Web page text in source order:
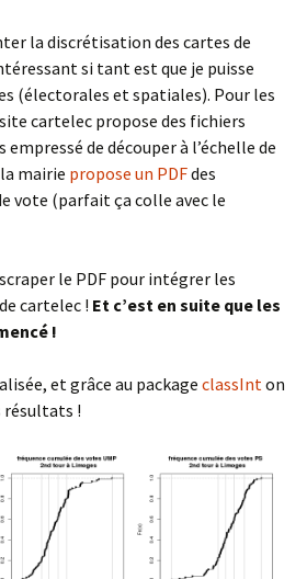
la discrétisation des cartes de
si tant est que je puisse
(électorales et spatiales). Pour les
cartelec propose des fichiers
empressé de découper à l’échelle de
mairie propose un PDFdes
vote (parfait ça colle avec le
le PDF pour intégrer les
cartelec ! Et c’est en suite que les
!
et grâce au package classInton
résultats !